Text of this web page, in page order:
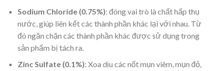
Sodium Chloride (0.75%): đóng vai trò là chất hấp thụ
nước, giúp liên kết các thành phần khác lại với nhau. Từ
đó ngăn chặn các thành phần khác được sử dụng trong
sản phẩm bị tách ra.
Zinc Sulfate (0.1%): Xoa dịu các nốt mụn viêm, mụn đỏ,